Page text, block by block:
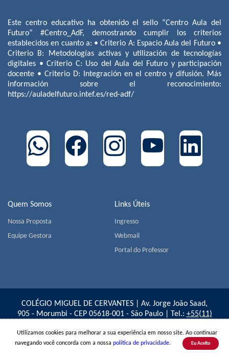
Quem Somos
Nossa Proposta
Equipe Gestora
Links Úteis
Ingresso
Webmail
Portal do Professor
Este centro educativo ha obtenido el sello “Centro Aula del
Futuro” #Centro_AdF, demostrando cumplir los criterios
establecidos en cuanto a: • Criterio A: Espacio Aula del Futuro •
Criterio B: Metodologías activas y utilización de tecnologías
digitales • Criterio C: Uso del Aula del Futuro y participación
docente • Criterio D: Integración en el centro y difusión. Más
información sobre el reconocimiento:
https://auladelfuturo.intef.es/red-adf/
COLÉGIO MIGUEL DE CERVANTES | Av. Jorge João Saad,
905 - Morumbi - CEP 05618-001 - São Paulo | Tel.: +55(11)
Utilizamos cookies para melhorar a sua experiência em nosso site. Ao continuar
navegando você concorda com a nossa política de privacidade. Eu Aceito